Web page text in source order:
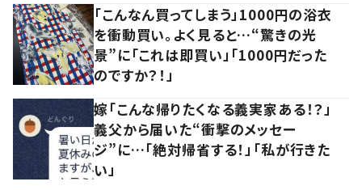
「こんなん買ってしまう」1000円の浴衣
を衝動買い。よく見ると…“驚きの光
景”に「これは即買い」「1000円だった
のですか？！」
嫁「こんな帰りたくなる義実家ある！？」
義父から届いた“衝撃のメッセー
ジ”に…「絶対帰省する！」「私が行きた
い」